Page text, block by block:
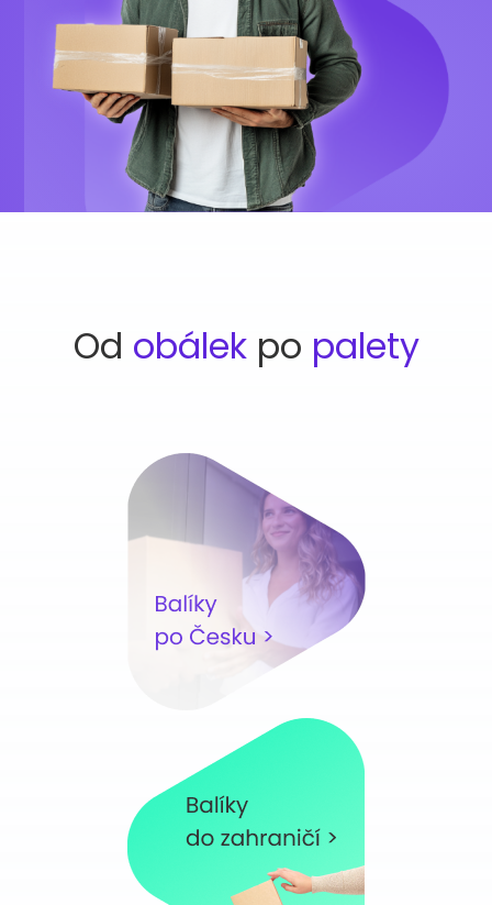
Od obálekpo palety